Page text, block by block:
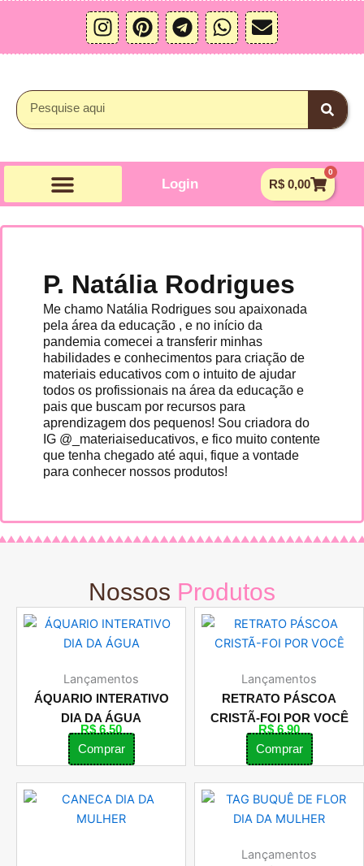
I
n
s
a
a
P
i
n
s
T
e
l
m
W
h
a
p
E
n
v
e
Pesquisar
Login R$0,00
0
P. Natália Rodrigues
Me chamo Natália Rodrigues sou apaixonada
pela área da educação , e no início da
pandemia comecei a transferir minhas
habilidades e conhecimentos para criação de
materiais educativos com o intuito de ajudar
todos os profissionais na área da educação e
pais que buscam por recursos para
aprendizagem dos pequenos! Sou criadora do
IG @_materiaiseducativos, e fico muito contente
que tenha chegado até aqui, fique a vontade
para conhecer nossos produtos!
Nossos Produtos
Lançamentos
ÁQUARIO INTERATIVO
DIA DA ÁGUA
R$ 6,50
Comprar
Lançamentos
RETRATO PÁSCOA
CRISTÃ-FOI POR VOCÊ
R$ 6,90
Comprar
Lançamentos